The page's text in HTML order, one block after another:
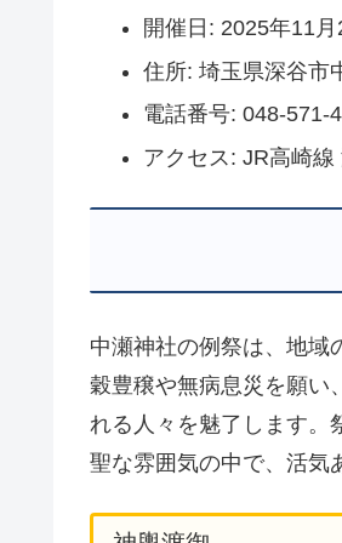
開催日: 2025年11月
住所: 埼玉県深谷市
電話番号: 048-571-
アクセス: JR高崎
中瀬神社の例祭は、地域
穀豊穣や無病息災を願い
れる人々を魅了します。
聖な雰囲気の中で、活気